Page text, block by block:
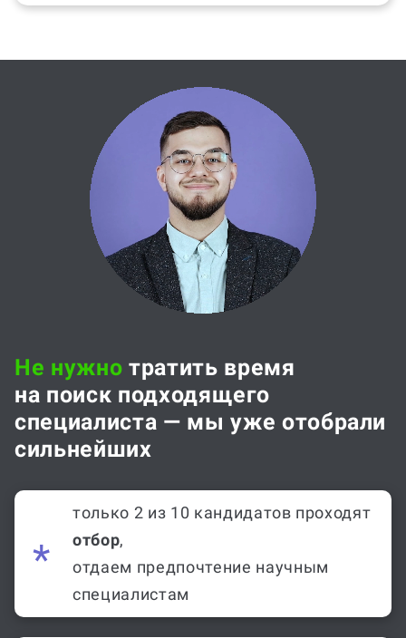
Не нужно тратить время
на поиск подходящего
специалиста — мы уже отобрали
сильнейших
только 2 из 10 кандидатов проходят
отбор,
отдаем предпочтение научным
специалистам